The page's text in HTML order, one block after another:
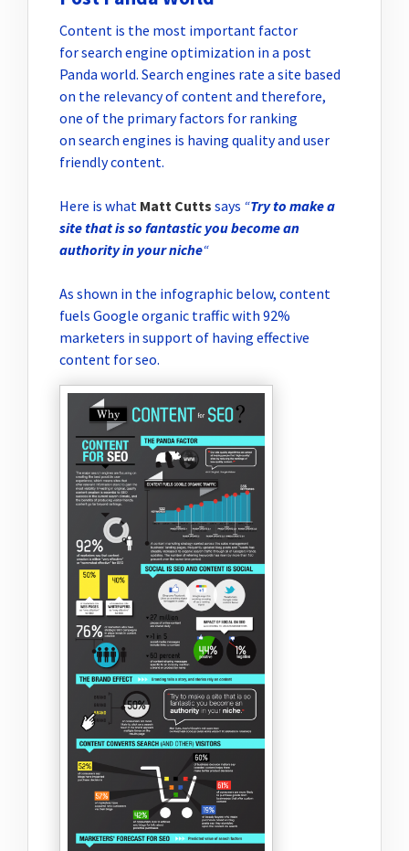
Content is the most important factor
for search engine optimization in a post
Panda world. Search engines rate a site based
on the relevancy of content and therefore,
one of the primary factors for ranking
on search engines is having quality and user
friendly content.
Here is what Matt Cutts says “Try to make a
site that is so fantastic you become an
authority in your niche“
As shown in the infographic below, content
fuels Google organic traffic with 92%
marketers in support of having effective
content for seo.